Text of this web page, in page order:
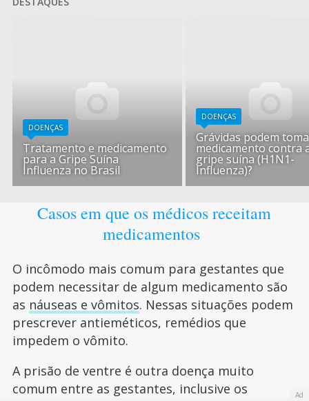
DOENÇAS
Tratamento e medicamento
para a Gripe Suína
Influenza no Brasil
DOENÇAS
Grávidas podem
medicamento contra
gripe suína (H1N1-
Influenza)?
Casos em que os médicos receitam
medicamentos
O incômodo mais comum para gestantes que
podem necessitar de algum medicamento são
as náuseas e vômitos. Nessas situações podem
prescrever antieméticos, remédios que
impedem o vômito.
A prisão de ventre é outra doença muito
comum entre as gestantes, inclusive os
Ad